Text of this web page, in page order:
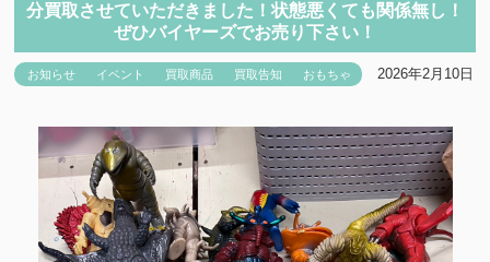
分買取させていただきました！状態悪くても関係無し！
ぜひバイヤーズでお売り下さい！
お知らせ イベント 買取商品 買取告知 おもちゃ 2026年2月10日